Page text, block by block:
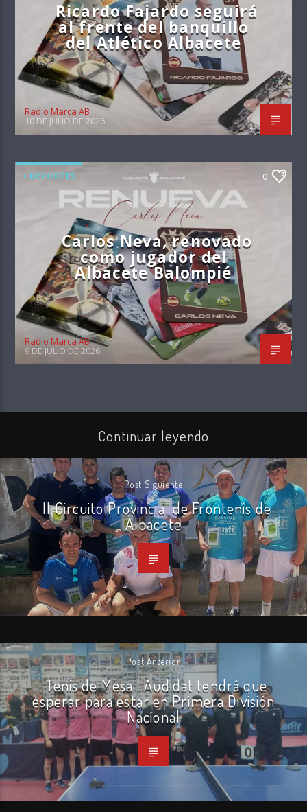
Ricardo Fajardo seguirá
al frente del banquillo
del Atlético Albacete
Radio Marca AB
10 DE JULIO DE 2026
+ DEPORTES 0
Carlos Neva, renovado
como jugador del
Albacete Balompié
Radio Marca AB
9 DE JULIO DE 2026
Continuar leyendo
Post Siguiente
II Circuito Provincial de Frontenis de
Albacete
Post Anterior
Tenis de Mesa | Audidat tendrá que
esperar para estar en Primera División
Nacional